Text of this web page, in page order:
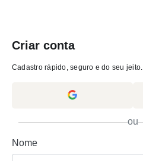
Criar conta
Cadastro rápido, seguro e do seu jeito.
ou
Nome